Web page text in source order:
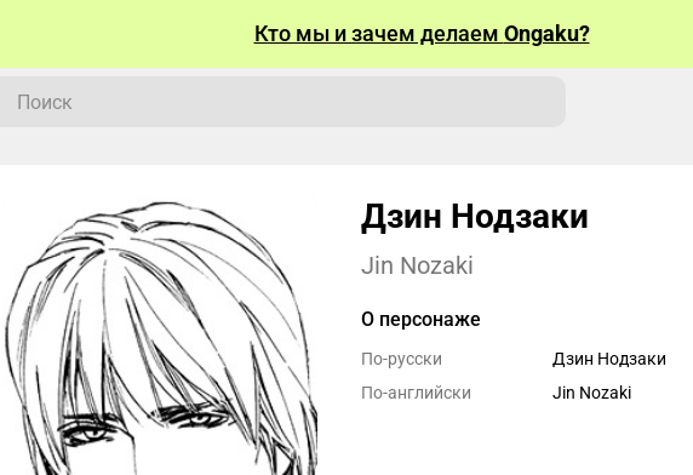
Кто мы и зачем делаем Ongaku?
Дзин Нодзаки
Jin Nozaki
О персонаже
По-русски
Дзин Нодзаки
По-английски
Jin Nozaki